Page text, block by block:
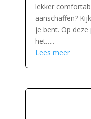
lekker
aanschaffen?
je bent. Op
het…..
Lees meer